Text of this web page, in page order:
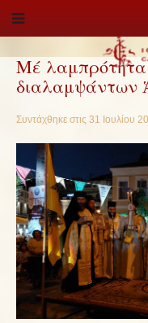
Μέ
διαλαμψάντων
Συντάχθηκε στις 31 Ιουλίου